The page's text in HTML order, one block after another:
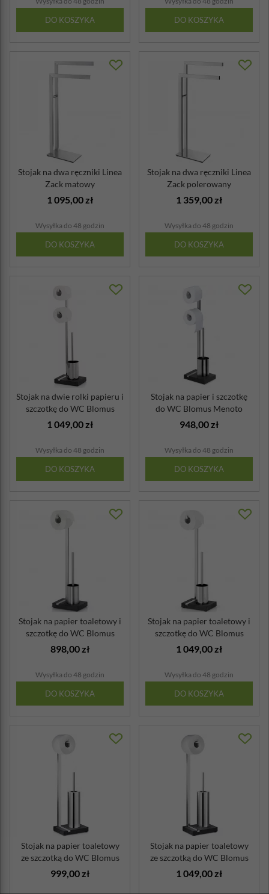
DO KOSZYKA DO KOSZYKA
Stojak na dwa ręczniki Linea
Zack matowy
1 095,00 zł
Wysyłka do 48 godzin
DO KOSZYKA
Stojak na dwa ręczniki Linea
Zack polerowany
1 359,00 zł
Wysyłka do 48 godzin
DO KOSZYKA
Stojak na dwie rolki papieru i
szczotkę do WC Blomus
Meno...
1 049,00 zł
Wysyłka do 48 godzin
DO KOSZYKA
Stojak na papier i szczotkę
do WC Blomus Menoto
matowy
948,00 zł
Wysyłka do 48 godzin
DO KOSZYKA
Stojak na papier toaletowy i
szczotkę do WC Blomus
Menoto...
898,00 zł
Wysyłka do 48 godzin
DO KOSZYKA
Stojak na papier toaletowy i
szczotkę do WC Blomus
Menoto...
1 049,00 zł
Wysyłka do 48 godzin
DO KOSZYKA
Stojak na papier toaletowy
ze szczotką do WC Blomus
Menot...
999,00 zł
Stojak na papier toaletowy
ze szczotką do WC Blomus
Menot...
1 049,00 zł